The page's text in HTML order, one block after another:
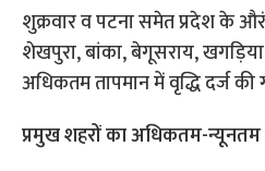
शुक्रवार व पटना समेत प्रदेश के
शेखपुरा, बांका, बेगूसराय,
अधिकतम तापमान में वृद्धि दर्ज की
प्रमुख शहरों का अधिकतम-न्यूनतम